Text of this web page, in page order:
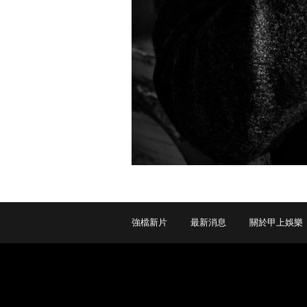
強檔新片 最新消息 關於甲上娛樂